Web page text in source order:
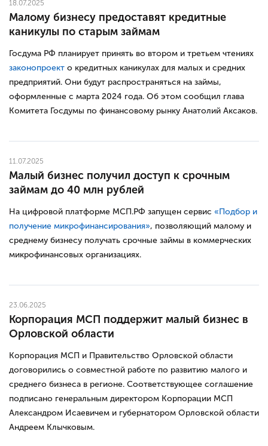
18.07.2025
Малому бизнесу предоставят кредитные
каникулы по старым займам
Госдума РФ планирует принять во втором и третьем чтениях
законопроект о кредитных каникулах для малых и средних
предприятий. Они будут распространяться на займы,
оформленные с марта 2024 года. Об этом сообщил глава
Комитета Госдумы по финансовому рынку Анатолий Аксаков.
11.07.2025
Малый бизнес получил доступ к срочным
займам до 40 млн рублей
На цифровой платформе МСП.РФ запущен сервис «Подбор и
получение микрофинансирования», позволяющий малому и
среднему бизнесу получать срочные займы в коммерческих
микрофинансовых организациях.
23.06.2025
Корпорация МСП поддержит малый бизнес в
Орловской области
Корпорация МСП и Правительство Орловской области
договорились о совместной работе по развитию малого и
среднего бизнеса в регионе. Соответствующее соглашение
подписано генеральным директором Корпорации МСП
Александром Исаевичем и губернатором Орловской области
Андреем Клычковым.